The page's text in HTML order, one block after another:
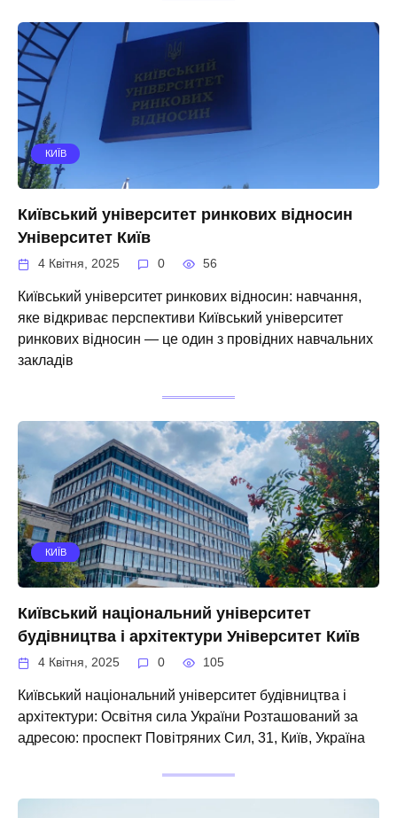
КИЇВ
Київський університет ринкових відносин
Університет Київ
4 Квітня, 2025 0 56
Київський університет ринкових відносин: навчання,
яке відкриває перспективи Київський університет
ринкових відносин — це один з провідних навчальних
закладів
КИЇВ
Київський національний університет
будівництва і архітектури Університет Київ
4 Квітня, 2025 0 105
Київський національний університет будівництва і
архітектури: Освітня сила України Розташований за
адресою: проспект Повітряних Сил, 31, Київ, Україна